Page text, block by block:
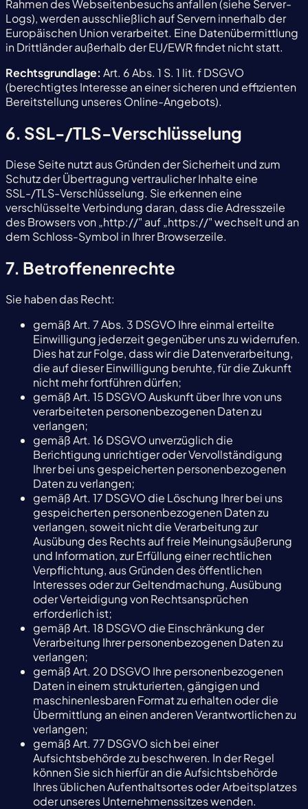
Rahmen des Webseitenbesuchs anfallen (siehe Server-
Logs), werden ausschließlich auf Servern innerhalb der
Europäischen Union verarbeitet. Eine Datenübermittlung
in Drittländer außerhalb der EU/EWR findet nicht statt.
Rechtsgrundlage: Art. 6 Abs. 1 S. 1 lit. f DSGVO
(berechtigtes Interesse an einer sicheren und effizienten
Bereitstellung unseres Online-Angebots).
6. SSL-/TLS-Verschlüsselung
Diese Seite nutzt aus Gründen der Sicherheit und zum
Schutz der Übertragung vertraulicher Inhalte eine
SSL-/TLS-Verschlüsselung. Sie erkennen eine
verschlüsselte Verbindung daran, dass die Adresszeile
des Browsers von „http://" auf „https://" wechselt und an
dem Schloss-Symbol in Ihrer Browserzeile.
7. Betroffenenrechte
Sie haben das Recht:
gemäß Art. 7 Abs. 3 DSGVO Ihre einmal erteilte
Einwilligung jederzeit gegenüber uns zu widerrufen.
Dies hat zur Folge, dass wir die Datenverarbeitung,
die auf dieser Einwilligung beruhte, für die Zukunft
nicht mehr fortführen dürfen;
gemäß Art. 15 DSGVO Auskunft über Ihre von uns
verarbeiteten personenbezogenen Daten zu
verlangen;
gemäß Art. 16 DSGVO unverzüglich die
Berichtigung unrichtiger oder Vervollständigung
Ihrer bei uns gespeicherten personenbezogenen
Daten zu verlangen;
gemäß Art. 17 DSGVO die Löschung Ihrer bei uns
gespeicherten personenbezogenen Daten zu
verlangen, soweit nicht die Verarbeitung zur
Ausübung des Rechts auf freie Meinungsäußerung
und Information, zur Erfüllung einer rechtlichen
Verpflichtung, aus Gründen des öffentlichen
Interesses oder zur Geltendmachung, Ausübung
oder Verteidigung von Rechtsansprüchen
erforderlich ist;
gemäß Art. 18 DSGVO die Einschränkung der
Verarbeitung Ihrer personenbezogenen Daten zu
verlangen;
gemäß Art. 20 DSGVO Ihre personenbezogenen
Daten in einem strukturierten, gängigen und
maschinenlesbaren Format zu erhalten oder die
Übermittlung an einen anderen Verantwortlichen zu
verlangen;
gemäß Art. 77 DSGVO sich bei einer
Aufsichtsbehörde zu beschweren. In der Regel
können Sie sich hierfür an die Aufsichtsbehörde
Ihres üblichen Aufenthaltsortes oder Arbeitsplatzes
oder unseres Unternehmenssitzes wenden.